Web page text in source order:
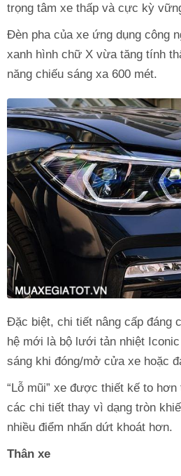
trọng tâm xe thấp và cực kỳ
Đèn pha của xe ứng dụng công
xanh hình chữ X vừa tăng tính
năng chiếu sáng xa 600 mét.
Đặc biệt, chi tiết nâng cấp đáng
hệ mới là bộ lưới tản nhiệt
sáng khi đóng/mở cửa xe hoặc
“Lỗ mũi” xe được thiết kế to
các chi tiết thay vì dạng tròn
nhiều điểm nhấn dứt khoát hơn.
Thân xe